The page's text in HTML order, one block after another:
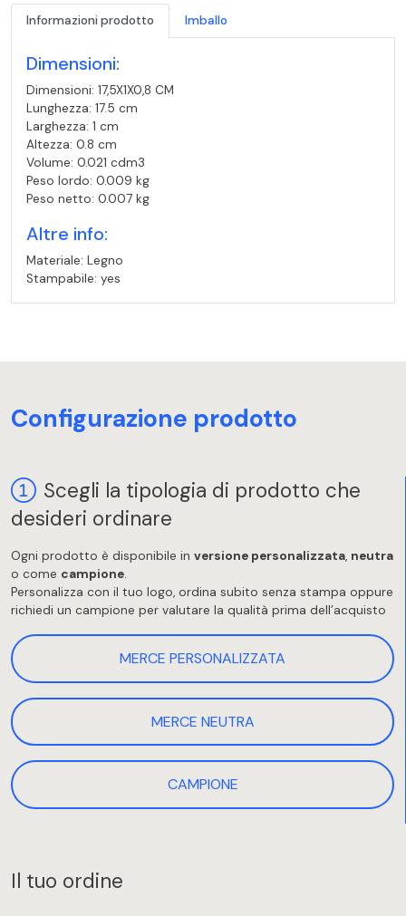
Informazioni prodotto Imballo
Dimensioni:
Dimensioni: 17,5X1X0,8 CM
Lunghezza: 17.5 cm
Larghezza: 1 cm
Altezza: 0.8 cm
Volume: 0.021 cdm3
Peso lordo: 0.009 kg
Peso netto: 0.007 kg
Altre info:
Materiale: Legno
Stampabile: yes
Configurazione prodotto
Scegli la tipologia di prodotto che
desideri ordinare
Ogni prodotto è disponibile in versione personalizzata, neutra
o come campione.
Personalizza con il tuo logo, ordina subito senza stampa oppure
richiedi un campione per valutare la qualità prima dell’acquisto
MERCE PERSONALIZZATA
MERCE NEUTRA
CAMPIONE
Il tuo ordine